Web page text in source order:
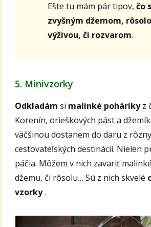
Ešte tu mám pár tipov, čo
zvyšným džemom,
výživou, či rozvarom.
5. Minivzorky
Odkladám si malinké pohárikyz
Korenín, orieškových pást a
väčšinou dostanem do daru z
cestovateľských destinácií. Nielen
páčia. Môžem v nich zavariť
džemu, či rôsolu… Sú z nich skvelé
vzorky.